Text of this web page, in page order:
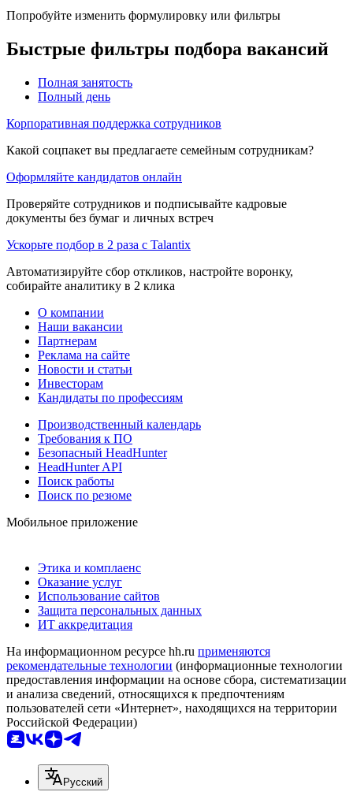
Попробуйте изменить формулировку или фильтры
Быстрые фильтры подбора вакансий
Полная занятость
Полный день
Корпоративная поддержка сотрудников
Какой соцпакет вы предлагаете семейным сотрудникам?
Оформляйте кандидатов онлайн
Проверяйте сотрудников и подписывайте кадровые
документы без бумаг и личных встреч
Ускорьте подбор в 2 раза с Talantix
Автоматизируйте сбор откликов, настройте воронку,
собирайте аналитику в 2 клика
О компании
Наши вакансии
Партнерам
Реклама на сайте
Новости и статьи
Инвесторам
Кандидаты по профессиям
Производственный календарь
Требования к ПО
Безопасный HeadHunter
HeadHunter API
Поиск работы
Поиск по резюме
Мобильное приложение
Этика и комплаенс
Оказание услуг
Использование сайтов
Защита персональных данных
ИТ аккредитация
На информационном ресурсе hh.ru применяются
рекомендательные технологии (информационные технологии
предоставления информации на основе сбора, систематизации
и анализа сведений, относящихся к предпочтениям
пользователей сети «Интернет», находящихся на территории
Российской Федерации)
Русский